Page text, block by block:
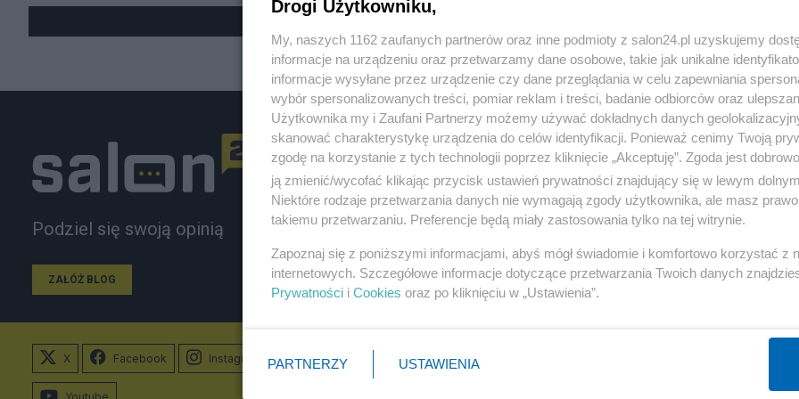
Podziel się swoją opinią
ZAŁÓŻ BLOG
Polityka
Rosja
PiS
Prezydent
NATO
Gospodarka
Biznes
Pieniądze
Centralny Port Komunikacyjny
Inwestycje
Podatki
X Facebook Instagram
Youtube
Drogi Użytkowniku,
My, naszych 1162 zaufanych partnerów oraz inne podmioty z salon24.pl uzyskujemy
informacje na urządzeniu oraz przetwarzamy dane osobowe, takie jak unikalne
informacje wysyłane przez urządzenie czy dane przeglądania w celu zapewniania
wybór spersonalizowanych treści, pomiar reklam i treści, badanie odbiorców oraz
Użytkownika my i Zaufani Partnerzy możemy używać dokładnych danych
skanować charakterystykę urządzenia do celów identyfikacji. Ponieważ cenimy Twoją
zgodę na korzystanie z tych technologii poprzez kliknięcie „Akceptuję”. Zgoda jest
ją zmienić/wycofać klikając przycisk ustawień prywatności znajdujący się w lewym
Niektóre rodzaje przetwarzania danych nie wymagają zgody użytkownika, ale masz
takiemu przetwarzaniu. Preferencje będą miały zastosowania tylko na tej witrynie.
Zapoznaj się z poniższymi informacjami, abyś mógł świadomie i komfortowo korzystać z
internetowych. Szczegółowe informacje dotyczące przetwarzania Twoich danych
Prywatności i Cookies oraz po kliknięciu w „Ustawienia”.
PARTNERZY USTAWIENIA